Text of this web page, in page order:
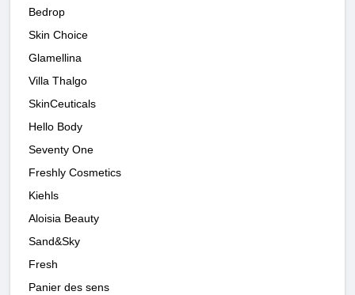
Bedrop
Skin Choice
Glamellina
Villa Thalgo
SkinCeuticals
Hello Body
Seventy One
Freshly Cosmetics
Kiehls
Aloisia Beauty
Sand&Sky
Fresh
Panier des sens